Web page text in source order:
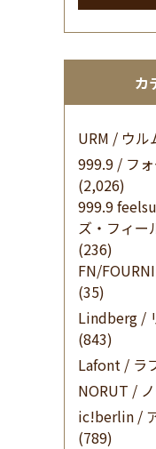
カ
URM / ウル
999.9 / フ
(2,026)
999.9
ズ・フィー
(236)
FN/
(35)
Lindberg /
(843)
Lafont / ラ
NORUT /
ic!berlin /
(789)